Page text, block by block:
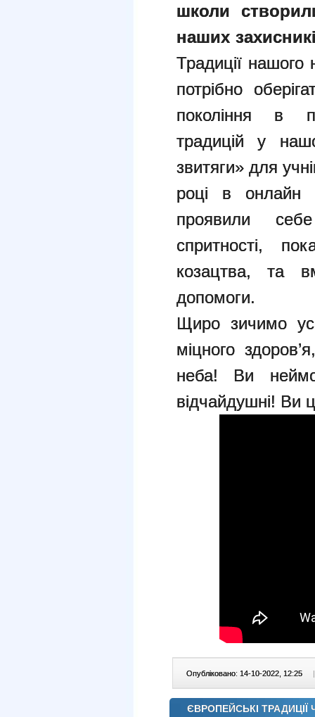
школи
наших
Традиції нашого
потрібно
покоління в
традицій у
звитяги» для
році в онлайн
проявили
спритності,
козацтва, та
допомоги.
Щиро зичимо
міцного
неба! Ви
відчайдушні! Ви
Опубліковано: 14-10-2022, 12:25 |
ЄВРОПЕЙСЬКІ ТРАДИЦІЇ